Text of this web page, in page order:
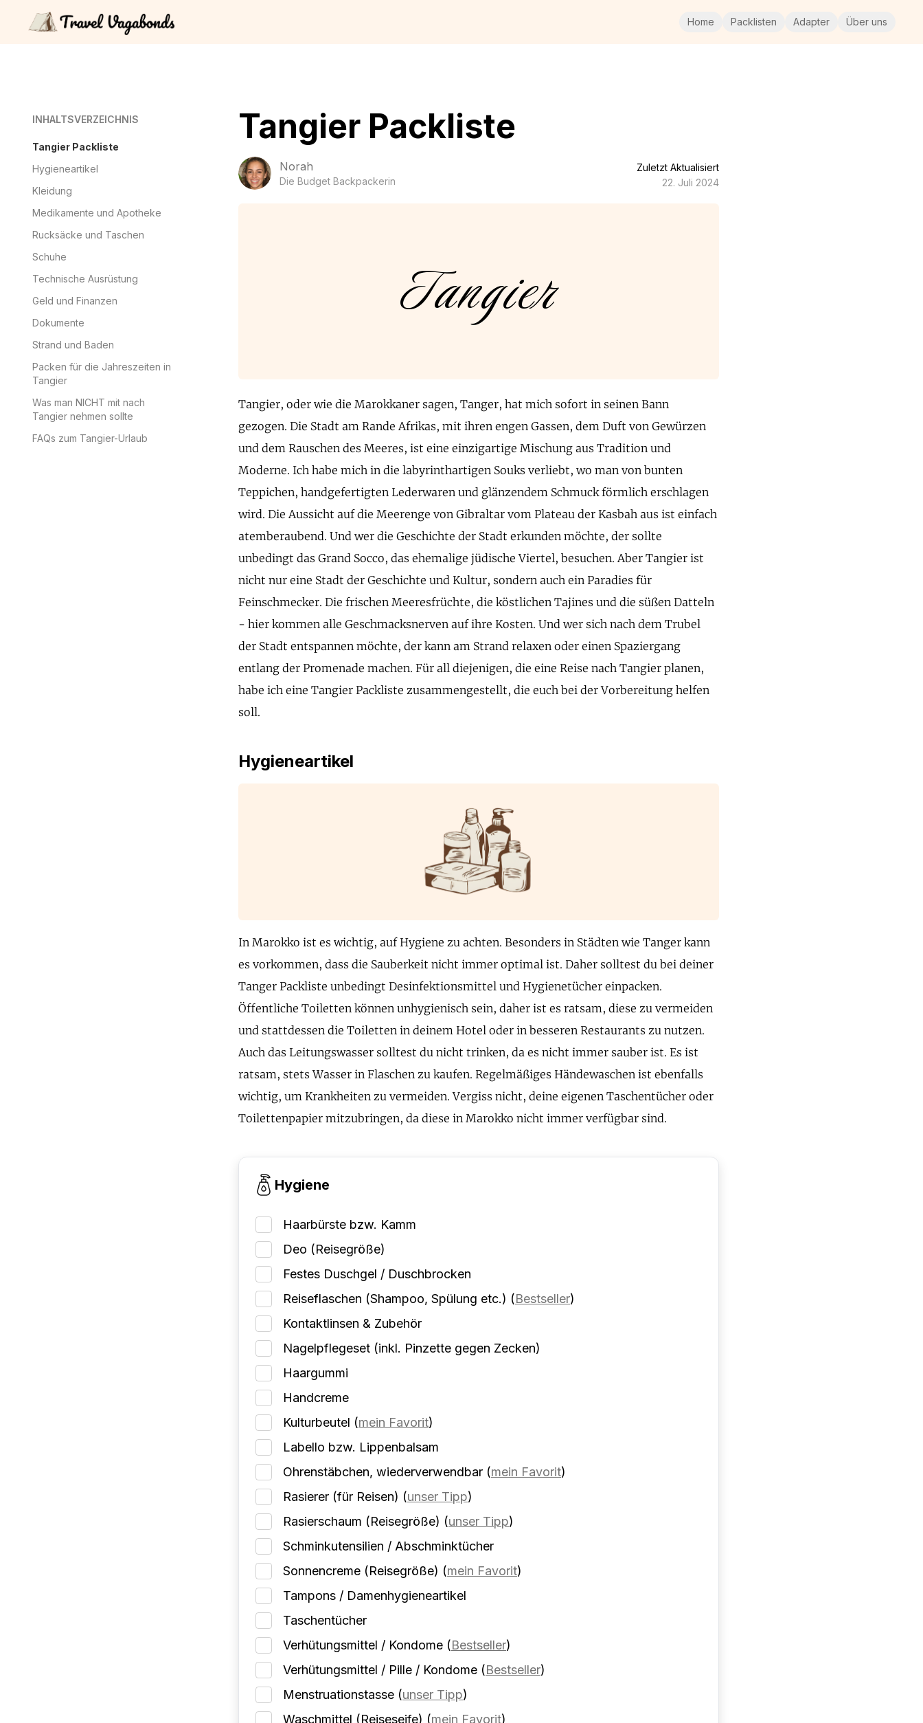
Home Packlisten Adapter Über uns
INHALTSVERZEICHNIS
Tangier Packliste
Hygieneartikel
Kleidung
Medikamente und Apotheke
Rucksäcke und Taschen
Schuhe
Technische Ausrüstung
Geld und Finanzen
Dokumente
Strand und Baden
Packen für die Jahreszeiten in
Tangier
Was man NICHT mit nach
Tangier nehmen sollte
FAQs zum Tangier-Urlaub
Tangier Packliste
Norah
Die Budget Backpackerin
Zuletzt Aktualisiert
22. Juli 2024
Tangier
Tangier, oder wie die Marokkaner sagen, Tanger, hat mich sofort in seinen Bann
gezogen. Die Stadt am Rande Afrikas, mit ihren engen Gassen, dem Duft von Gewürzen
und dem Rauschen des Meeres, ist eine einzigartige Mischung aus Tradition und
Moderne. Ich habe mich in die labyrinthartigen Souks verliebt, wo man von bunten
Teppichen, handgefertigten Lederwaren und glänzendem Schmuck förmlich erschlagen
wird. Die Aussicht auf die Meerenge von Gibraltar vom Plateau der Kasbah aus ist einfach
atemberaubend. Und wer die Geschichte der Stadt erkunden möchte, der sollte
unbedingt das Grand Socco, das ehemalige jüdische Viertel, besuchen. Aber Tangier ist
nicht nur eine Stadt der Geschichte und Kultur, sondern auch ein Paradies für
Feinschmecker. Die frischen Meeresfrüchte, die köstlichen Tajines und die süßen Datteln
- hier kommen alle Geschmacksnerven auf ihre Kosten. Und wer sich nach dem Trubel
der Stadt entspannen möchte, der kann am Strand relaxen oder einen Spaziergang
entlang der Promenade machen. Für all diejenigen, die eine Reise nach Tangier planen,
habe ich eine Tangier Packliste zusammengestellt, die euch bei der Vorbereitung helfen
soll.
Hygieneartikel
In Marokko ist es wichtig, auf Hygiene zu achten. Besonders in Städten wie Tanger kann
es vorkommen, dass die Sauberkeit nicht immer optimal ist. Daher solltest du bei deiner
Tanger Packliste unbedingt Desinfektionsmittel und Hygienetücher einpacken.
Öffentliche Toiletten können unhygienisch sein, daher ist es ratsam, diese zu vermeiden
und stattdessen die Toiletten in deinem Hotel oder in besseren Restaurants zu nutzen.
Auch das Leitungswasser solltest du nicht trinken, da es nicht immer sauber ist. Es ist
ratsam, stets Wasser in Flaschen zu kaufen. Regelmäßiges Händewaschen ist ebenfalls
wichtig, um Krankheiten zu vermeiden. Vergiss nicht, deine eigenen Taschentücher oder
Toilettenpapier mitzubringen, da diese in Marokko nicht immer verfügbar sind.
Hygiene
Haarbürste bzw. Kamm
Deo (Reisegröße)
Festes Duschgel / Duschbrocken
Reiseflaschen (Shampoo, Spülung etc.) (Bestseller)
Kontaktlinsen & Zubehör
Nagelpflegeset (inkl. Pinzette gegen Zecken)
Haargummi
Handcreme
Kulturbeutel (mein Favorit)
Labello bzw. Lippenbalsam
Ohrenstäbchen, wiederverwendbar (mein Favorit)
Rasierer (für Reisen) (unser Tipp)
Rasierschaum (Reisegröße) (unser Tipp)
Schminkutensilien / Abschminktücher
Sonnencreme (Reisegröße) (mein Favorit)
Tampons / Damenhygieneartikel
Taschentücher
Verhütungsmittel / Kondome (Bestseller)
Verhütungsmittel / Pille / Kondome (Bestseller)
Menstruationstasse (unser Tipp)
Waschmittel (Reiseseife) (mein Favorit)